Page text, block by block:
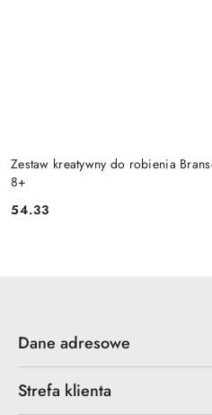
Zestaw kreatywny do robienia
8+
Cena:
54.33
Dane adresowe
Strefa klienta